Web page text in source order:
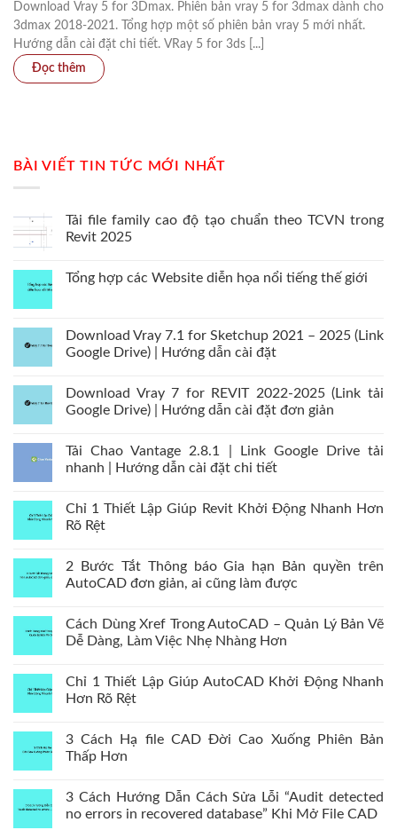
Download Vray 5 for 3Dmax. Phiên bản vray 5 for 3dmax dành cho
3dmax 2018-2021. Tổng hợp một số phiên bản vray 5 mới nhất.
Hướng dẫn cài đặt chi tiết. VRay 5 for 3ds [...]
BÀI VIẾT TIN TỨC MỚI NHẤT
Tải file family cao độ tạo chuẩn theo TCVN trong
Revit 2025
Tổng hợp các Website diễn họa nổi tiếng thế giới
Download Vray 7.1 for Sketchup 2021 – 2025 (Link
Google Drive) | Hướng dẫn cài đặt
Download Vray 7 for REVIT 2022-2025 (Link tải
Google Drive) | Hướng dẫn cài đặt đơn giản
Tải Chao Vantage 2.8.1 | Link Google Drive tải
nhanh | Hướng dẫn cài đặt chi tiết
Chỉ 1 Thiết Lập Giúp Revit Khởi Động Nhanh Hơn
Rõ Rệt
2 Bước Tắt Thông báo Gia hạn Bản quyền trên
AutoCAD đơn giản, ai cũng làm được
Cách Dùng Xref Trong AutoCAD – Quản Lý Bản Vẽ
Dễ Dàng, Làm Việc Nhẹ Nhàng Hơn
Chỉ 1 Thiết Lập Giúp AutoCAD Khởi Động Nhanh
Hơn Rõ Rệt
3 Cách Hạ file CAD Đời Cao Xuống Phiên Bản
Thấp Hơn
3 Cách Hướng Dẫn Cách Sửa Lỗi “Audit detected
no errors in recovered database” Khi Mở File CAD